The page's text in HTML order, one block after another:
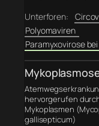
Unterforen:
Polyomaviren
Paramyxovirose
hervorgerufen
Mykoplasmen
gallisepticum)